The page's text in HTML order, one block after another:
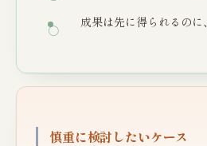
成果は先に得られるのに、
慎重に検討したいケース